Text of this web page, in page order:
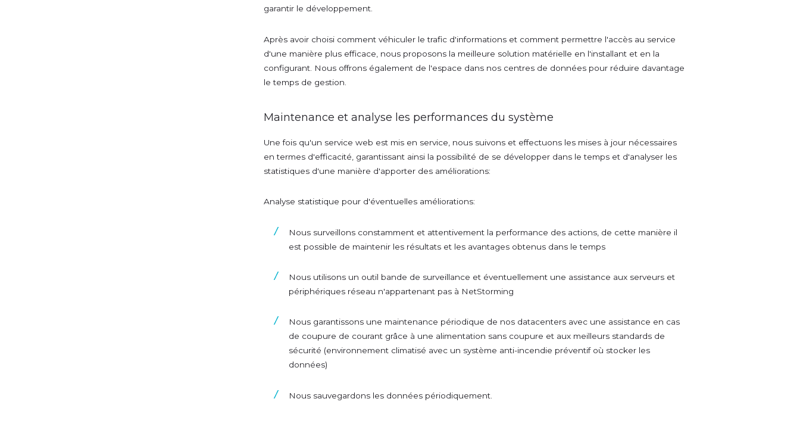
garantir le développement.
Après avoir choisi comment véhiculer le trafic d'informations et comment permettre l'accès au service
d'une manière plus efficace, nous proposons la meilleure solution matérielle en l'installant et en la
configurant. Nous offrons également de l'espace dans nos centres de données pour réduire davantage
le temps de gestion.
Maintenance et analyse les performances du système
Une fois qu'un service web est mis en service, nous suivons et effectuons les mises à jour nécessaires
en termes d'efficacité, garantissant ainsi la possibilité de se développer dans le temps et d'analyser les
statistiques d'une manière d'apporter des améliorations:
Analyse statistique pour d'éventuelles améliorations:
Nous surveillons constamment et attentivement la performance des actions, de cette manière il
est possible de maintenir les résultats et les avantages obtenus dans le temps
Nous utilisons un outil bande de surveillance et éventuellement une assistance aux serveurs et
périphériques réseau n'appartenant pas à NetStorming
Nous garantissons une maintenance périodique de nos datacenters avec une assistance en cas
de coupure de courant grâce à une alimentation sans coupure et aux meilleurs standards de
sécurité (environnement climatisé avec un système anti-incendie préventif où stocker les
données)
Nous sauvegardons les données périodiquement.